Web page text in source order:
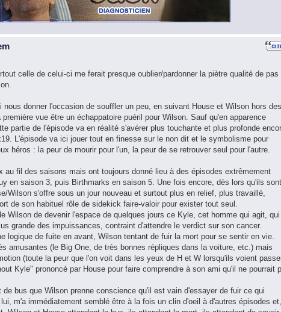
celle de celui-ci me ferait presque oublier/pardonner la piètre qualité de pas
donner l'occasion de souffler un peu, en suivant House et Wilson hors des
vue être un échappatoire puéril pour Wilson. Sauf qu'en apparence
partie de l'épisode va en réalité s'avérer plus touchante et plus profonde
L'épisode va ici jouer tout en finesse sur le non dit et le symbolisme pour
héros : la peur de mourir pour l'un, la peur de se retrouver seul pour l'autre.
au fil des saisons mais ont toujours donné lieu à des épisodes extrêmement
en saison 3, puis Birthmarks en saison 5. Une fois encore, dès lors qu'ils sont
Wilson s'offre sous un jour nouveau et surtout plus en relief, plus travaillé,
de son habituel rôle de sidekick faire-valoir pour exister tout seul.
Wilson de devenir l'espace de quelques jours ce Kyle, cet homme qui agit, qui
grande des impuissances, contraint d'attendre le verdict sur son cancer.
logique de fuite en avant, Wilson tentant de fuir la mort pour se sentir en vie.
amusantes (le Big One, de très bonnes répliques dans la voiture, etc.) mais
(toute la peur que l'on voit dans les yeux de H et W lorsqu'ils voient
Kyle" prononcé par House pour faire comprendre à son ami qu'il ne pourrait
bus que Wilson prenne conscience qu'il est vain d'essayer de fuir ce qui
m'a immédiatement semblé être à la fois un clin d'oeil à d'autres épisodes et,